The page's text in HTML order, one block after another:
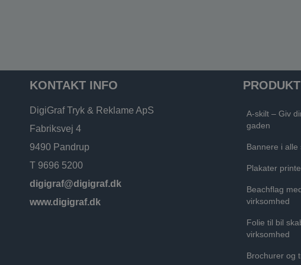
KONTAKT INFO
DigiGraf Tryk & Reklame ApS
Fabriksvej 4
9490 Pandrup
T 9696 5200
digigraf@digigraf.dk
www.digigraf.dk
A-skilt – Giv
gaden
Bannere i alle
Plakater
Beachflag
virksomhed
Folie til bil
virksomhed
Brochurer og